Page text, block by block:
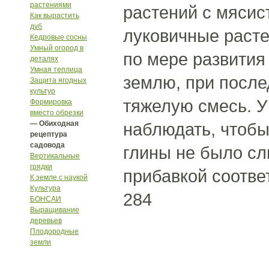
растениями
Как вырастить
дуб
Кедровые сосны
Умный огород в
деталях
Умная теплица
Защита ягодных
культур
Формировка
вместо обрезки
— Обиходная
рецептура
садовода
Вертикальные
грядки
К земле с наукой
Культура
БОНСАИ
Выращивание
деревьев
Плодородные
земли
растений с
луковичные
по мере
землю, при
тяжелую смесь.
наблюдать,
глины не было
прибавкой
284